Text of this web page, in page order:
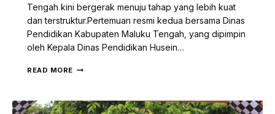
Tengah kini bergerak menuju tahap yang lebih kuat
dan terstruktur.Pertemuan resmi kedua bersama Dinas
Pendidikan Kabupaten Maluku Tengah, yang dipimpin
oleh Kepala Dinas Pendidikan Husein…
READ MORE HEKA
PENDIDIKAN